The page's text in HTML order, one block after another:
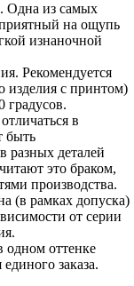
Одна из самых
на ощупь
изнаночной
Рекомендуется
изделия с принтом)
градусов.
в
быть
разных деталей
это браком,
производства.
(в рамках допуска)
от серии
одном оттенке
заказа.